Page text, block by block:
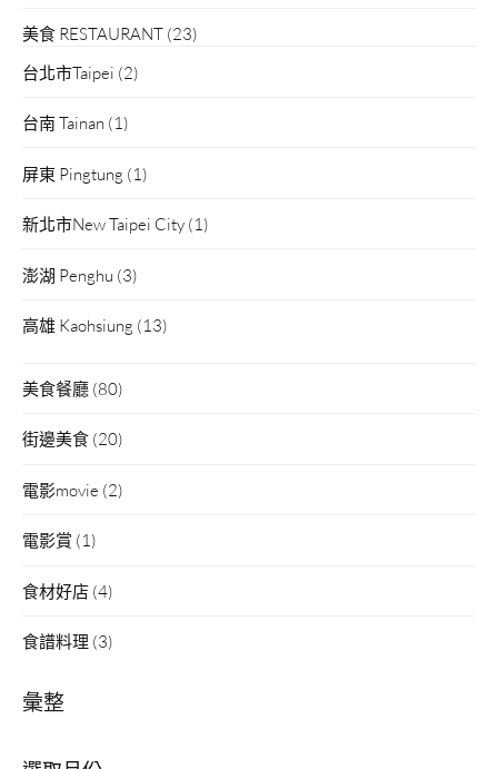
美食 RESTAURANT (23)
台北市Taipei (2)
台南 Tainan (1)
屏東 Pingtung (1)
新北市New Taipei City (1)
澎湖 Penghu (3)
高雄 Kaohsiung (13)
美食餐廳 (80)
街邊美食 (20)
電影movie (2)
電影賞 (1)
食材好店 (4)
食譜料理 (3)
彙整